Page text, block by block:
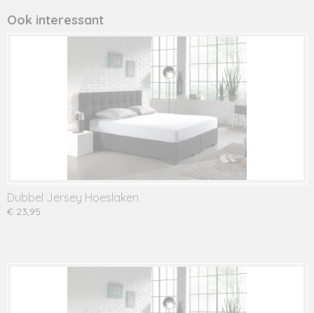
Ook interessant
Dubbel Jersey Hoeslaken
€ 23,95